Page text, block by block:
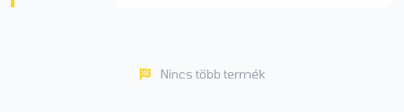
Nincs több termék